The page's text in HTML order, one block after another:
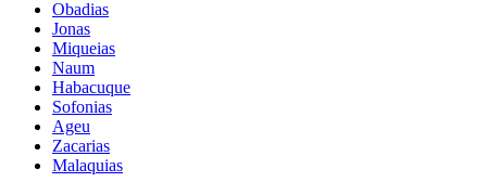
Obadias
Jonas
Miqueias
Naum
Habacuque
Sofonias
Ageu
Zacarias
Malaquias